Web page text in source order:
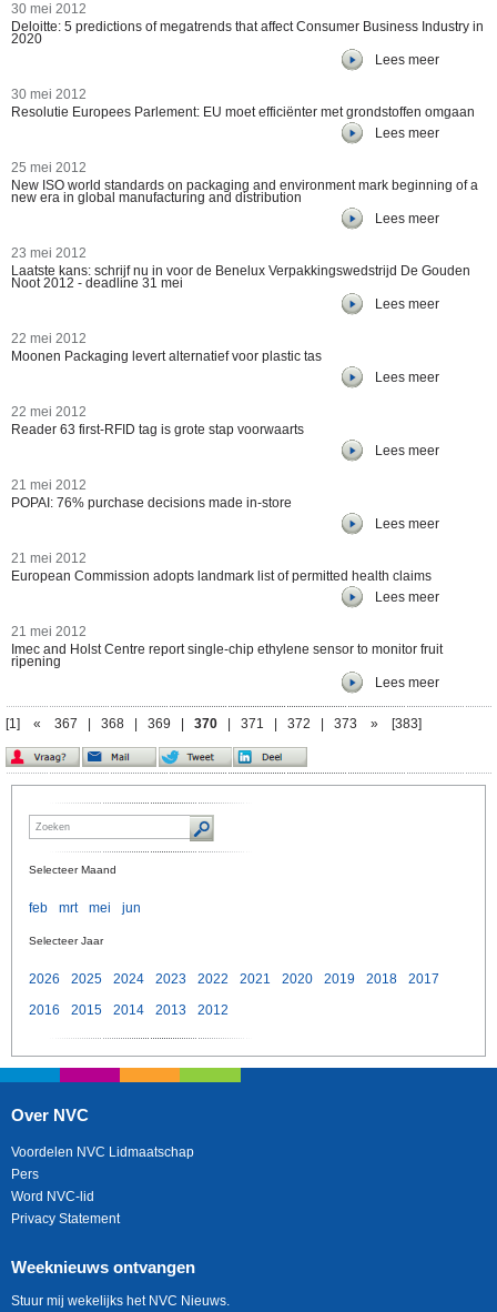
30 mei 2012
Deloitte: 5 predictions of megatrends that affect Consumer Business Industry in
2020
Lees meer
30 mei 2012
Resolutie Europees Parlement: EU moet efficiënter met grondstoffen omgaan
Lees meer
25 mei 2012
New ISO world standards on packaging and environment mark beginning of a
new era in global manufacturing and distribution
Lees meer
23 mei 2012
Laatste kans: schrijf nu in voor de Benelux Verpakkingswedstrijd De Gouden
Noot 2012 - deadline 31 mei
Lees meer
22 mei 2012
Moonen Packaging levert alternatief voor plastic tas
Lees meer
22 mei 2012
Reader 63 first-RFID tag is grote stap voorwaarts
Lees meer
21 mei 2012
POPAI: 76% purchase decisions made in-store
Lees meer
21 mei 2012
European Commission adopts landmark list of permitted health claims
Lees meer
21 mei 2012
Imec and Holst Centre report single-chip ethylene sensor to monitor fruit
ripening
Lees meer
[1] « 367 368 369 370 371 372 373 » [383]
Selecteer Maand
feb mrt mei jun
Selecteer Jaar
2026 2025 2024 2023 2022 2021 2020 2019 2018
2017
2016
2015 2014 2013 2012
Over NVC
Voordelen NVC Lidmaatschap
Pers
Word NVC-lid
Privacy Statement
Weeknieuws ontvangen
Stuur mij wekelijks het NVC Nieuws.